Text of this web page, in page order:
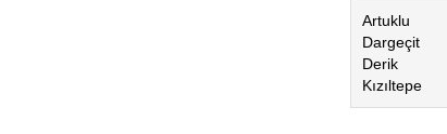
Artuklu
Dargeçit
Derik
Kızıltepe